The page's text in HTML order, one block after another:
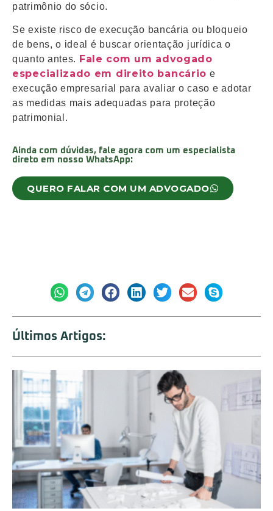
patrimônio do sócio.
Se existe risco de execução bancária ou bloqueio
de bens, o ideal é buscar orientação jurídica o
quanto antes. Fale com um advogado
especializado em direito bancário e
execução empresarial para avaliar o caso e adotar
as medidas mais adequadas para proteção
patrimonial.
Ainda com dúvidas, fale agora com um especialista
direto em nosso WhatsApp:
QUERO FALAR COM UM ADVOGADO
Últimos Artigos: